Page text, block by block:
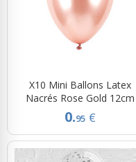
X10 Mini Ballons Latex
Nacrés Rose Gold 12cm
0.95 €